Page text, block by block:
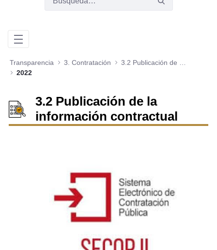
Transparencia 3. Contratación
2022
3.2 Publicación de la
información contractual